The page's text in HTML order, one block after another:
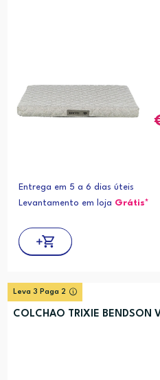
Entrega em 5 a 6 dias úteis
Levantamento em loja Grátis*
Leva 3 Paga 2
COLCHAO TRIXIE BENDSON